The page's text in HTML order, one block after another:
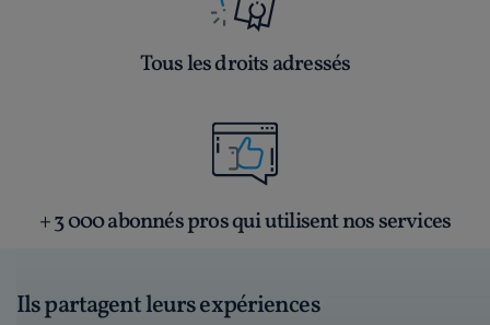
Tous les droits adressés
+ 3 000 abonnés pros qui utilisent nos services
Ils partagent leurs expériences